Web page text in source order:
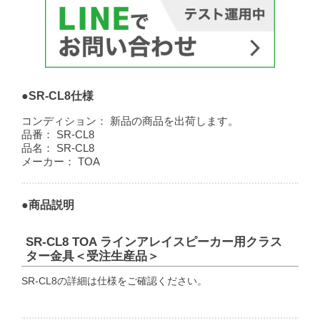
●SR-CL8仕様
コンディション：
新品の商品を出荷します。
品番：
SR-CL8
品名：
SR-CL8
メーカー：
TOA
●商品説明
SR-CL8 TOA ラインアレイスピーカー用クラス
ター金具＜受注生産品＞
SR-CL8の詳細は仕様をご確認ください。